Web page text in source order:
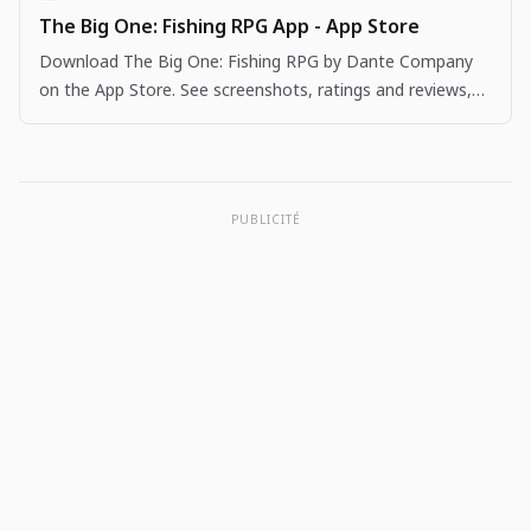
The Big One: Fishing RPG App - App Store
Download The Big One: Fishing RPG by Dante Company
on the App Store. See screenshots, ratings and reviews,
PUBLICITÉ